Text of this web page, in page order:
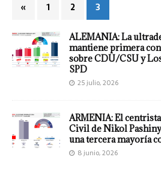
« 1 2 3
ALEMANIA: La
mantiene primera
sobre CDU/CSU y
SPD
25 julio, 2026
ARMENIA: El
Civil de Nikol
una tercera mayoría
8 junio, 2026